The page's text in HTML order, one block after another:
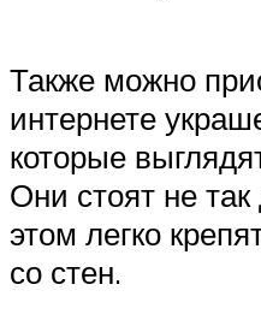
Также можно
интернете
которые
Они стоят не так
этом легко
со стен.